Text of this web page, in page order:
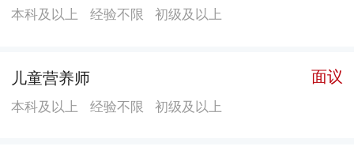
心，设置有重症监护病房、隔离病房、早产病房、高危
中西医结合特色诊疗服务。 儿科门（急）诊实行24小时
全天候诊疗服务，实现儿科门诊、急诊、病房一体化运
本科及以上 经验不限 初级及以上
儿童营养师 面议
本科及以上 经验不限 初级及以上